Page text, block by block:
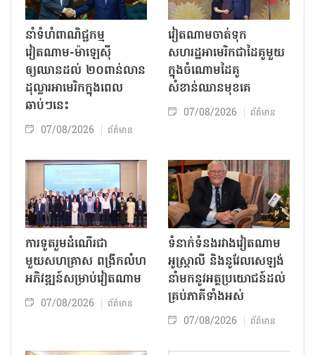
នាំទំហំពាណិជ្ជកម្ម
វៀតណាម-ម៉ាឡេស៊ី
ឲ្យឈានដល់ ២០ពាន់លាន
ដុល្លារអាមេរិកក្នុងពេល
ឆាប់ៗនេះ
07/08/2026 ព័ត៌មាន
វៀតណាមចាត់ទុក
សហរដ្ឋអាមេរិកជាដៃគូមួយ
ក្នុងចំណោមដៃគូ
សំខាន់ឈានមុខគេ
07/08/2026 ព័ត៌មាន
ការទូតរួមដំណើរជា
មួយសហគ្រាស ពង្រីកលំហ
អភិវឌ្ឍន៍សម្រាប់វៀតណាម
07/08/2026 ព័ត៌មាន
ទំនាក់ទំនងរវាងវៀតណាម
អូស្ត្រាលី និងនូវែលសេឡង់
នាំមកនូវអត្ថប្រយោជន៍ដល់
គ្រប់ភាគីទាំងអស់
07/08/2026 ព័ត៌មាន